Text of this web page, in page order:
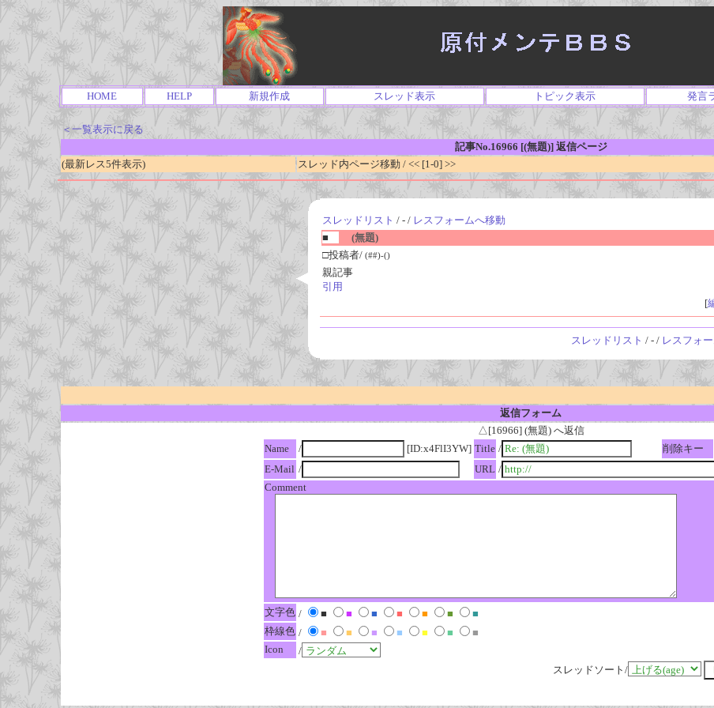
HOME HELP 新規作成 スレッド表示 トピック表示 発言
＜一覧表示に戻る
記事No.16966 [(無題)] 返信ページ
(最新レス5件表示)
スレッド内ページ移動 / << [1-0] >>
スレッドリスト / - / レスフォームへ移動
■
(無題)
□投稿者/ (##)-()
親記事
引用
[
スレッドリスト / - / レスフォ
返信フォーム
△[16966] (無題) へ返信
Name
/ [ID:x4FlI3YW] Title / 削除キー
E-Mail / URL /
Comment
文字色 / ■ ■ ■ ■ ■ ■
■
枠線色 / ■ ■ ■ ■ ■ ■
■
Icon
/
スレッドソート/